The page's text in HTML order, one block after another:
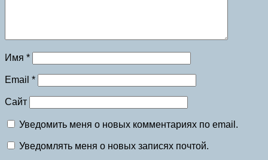
Имя *
Email *
Сайт
Уведомить меня о новых комментариях по email.
Уведомлять меня о новых записях почтой.